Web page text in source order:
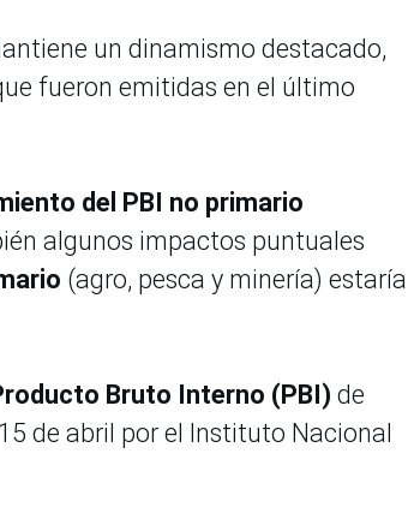
un dinamismo destacado,
fueron emitidas en el último
del PBI no primario
algunos impactos puntuales
(agro, pesca y minería) estaría
Bruto Interno (PBI) de
de abril por el Instituto Nacional